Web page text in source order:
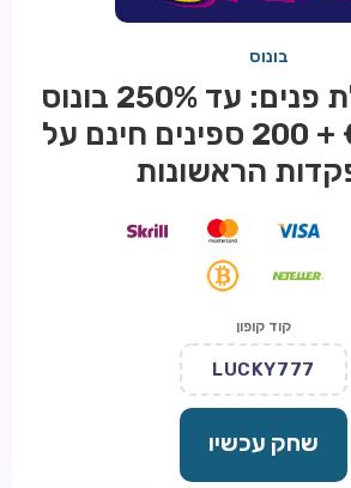
בונוס
חבילת קבלת פנים: עד 250% בונוס
עד €2,000 + 200 ספינים חינם על
הראשונות
קוד קופון
LUCKY777
שחק עכשיו